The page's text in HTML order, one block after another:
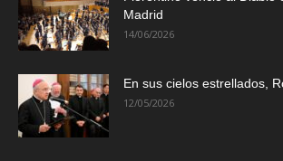
Madrid
14/06/2026
En sus cielos estrellados,
12/05/2026